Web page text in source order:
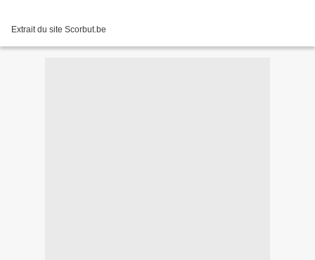
Extrait du site Scorbut.be